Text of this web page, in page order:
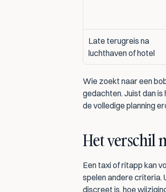
Late terugreis na
luchthaven of hotel
Wie zoekt naar een
gedachten. Juist dan
de volledige planning
Het verschil
Een taxi of ritapp kan
spelen andere criteria.
discreet is, hoe